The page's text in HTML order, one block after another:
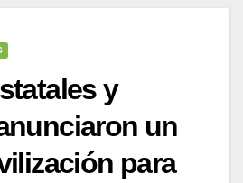
y
un
para